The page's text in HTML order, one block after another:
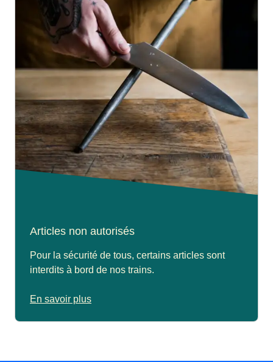
Articles non autorisés
Pour la sécurité de tous, certains articles sont
interdits à bord de nos trains.
En savoir plus